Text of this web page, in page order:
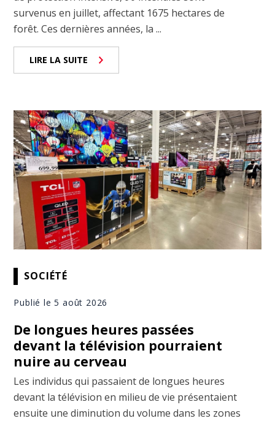
survenus en juillet, affectant 1675 hectares de
forêt. Ces dernières années, la ...
LIRE LA SUITE
SOCIÉTÉ
Publié le 5 août 2026
De longues heures passées
devant la télévision pourraient
nuire au cerveau
Les individus qui passaient de longues heures
devant la télévision en milieu de vie présentaient
ensuite une diminution du volume dans les zones